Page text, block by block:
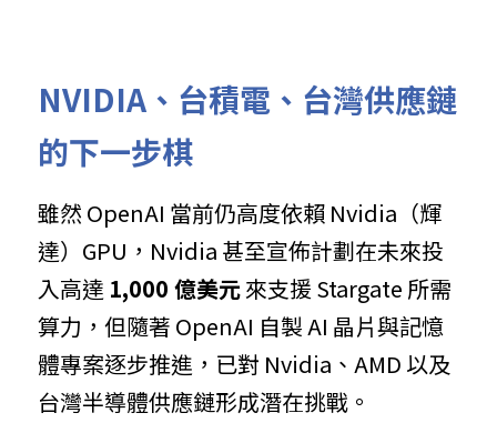
NVIDIA、台積電、台灣供應鏈
的下一步棋
雖然 OpenAI 當前仍高度依賴 Nvidia（輝
達）GPU，Nvidia 甚至宣佈計劃在未來投
入高達 1,000 億美元 來支援 Stargate 所需
算力，但隨著 OpenAI 自製 AI 晶片與記憶
體專案逐步推進，已對 Nvidia、AMD 以及
台灣半導體供應鏈形成潛在挑戰。